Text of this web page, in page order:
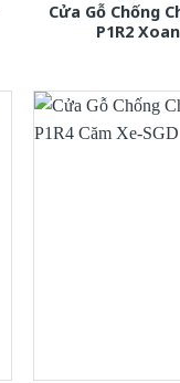
Cửa Gỗ Chống
P1R2